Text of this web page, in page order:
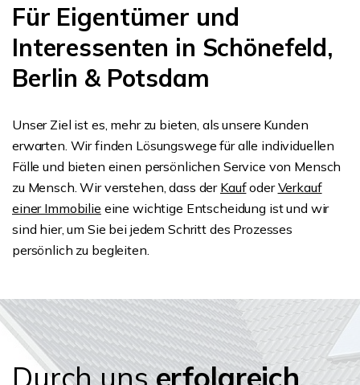
Für Eigentümer und
Interessenten in Schönefeld,
Berlin & Potsdam
Unser Ziel ist es, mehr zu bieten, als unsere Kunden
erwarten. Wir finden Lösungswege für alle individuellen
Fälle und bieten einen persönlichen Service von Mensch
zu Mensch. Wir verstehen, dass der KaufoderVerkauf
einer Immobilie eine wichtige Entscheidung ist und wir
sind hier, um Sie bei jedem Schritt des Prozesses
persönlich zu begleiten.
Durch unserfolgreich